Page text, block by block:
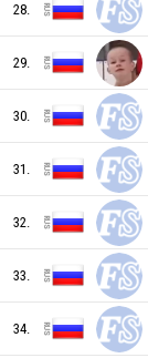
RUS
RUS
RUS
RUS
28.
29.
30.
31.
32.
33.
34.